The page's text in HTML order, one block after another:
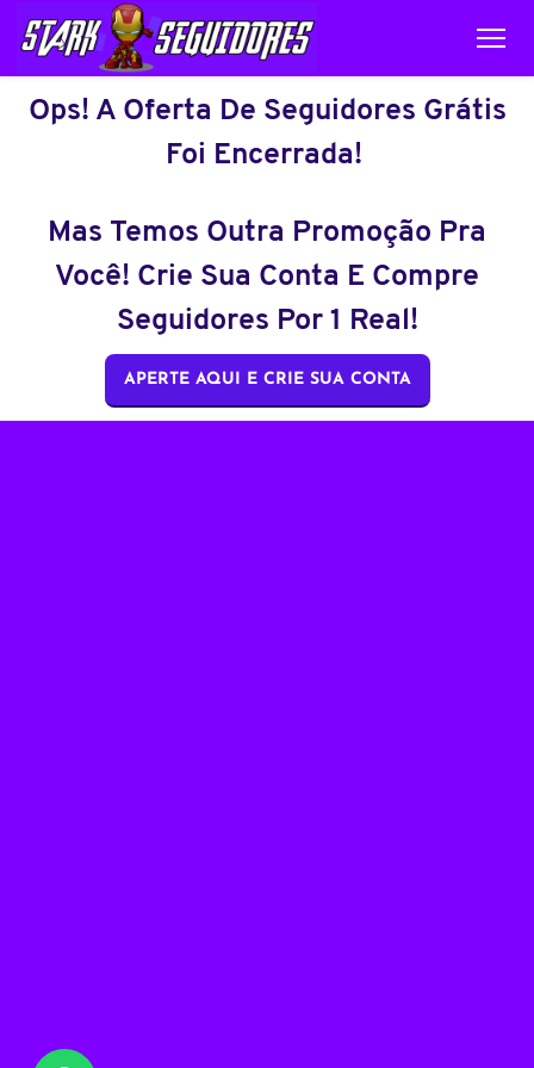
Ops! A Oferta De Seguidores Grátis
Foi Encerrada!
Mas Temos Outra Promoção Pra
Você! Crie Sua Conta E Compre
Seguidores Por 1 Real!
APERTE AQUI E CRIE SUA CONTA